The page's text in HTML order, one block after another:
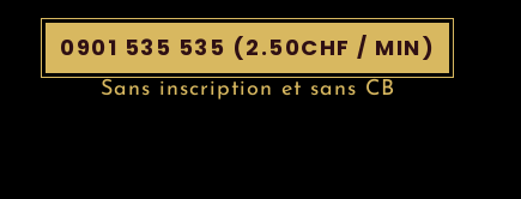
0901 535 535 (2.50CHF / MIN)
Sans inscription et sans CB